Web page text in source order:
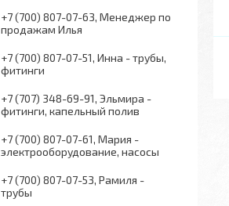
+7 (700) 807-07-63 Менеджер по
продажам Илья
+7 (700) 807-07-51 Инна - трубы,
фитинги
+7 (707) 348-69-91 Эльмира -
фитинги, капельный полив
+7 (700) 807-07-61 Мария -
электрооборудование, насосы
+7 (700) 807-07-53 Рамиля -
трубы